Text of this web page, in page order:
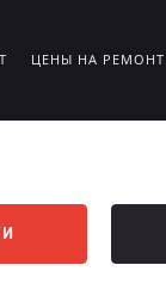
ЦЕНЫ НА РЕМОНТ